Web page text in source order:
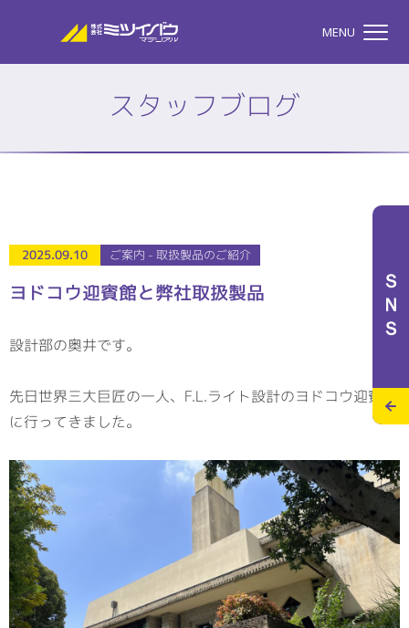
株式会社ミツイバウマテリア
MENU
私たちのこと
特設サイト
スタッフブログ
お問合せ 個人情報の保護
>
ＳＮＳ
スタッフブログ
2025.09.10 ご案内 - 取扱製品のご紹介
ヨドコウ迎賓館と弊社取扱製品
設計部の奥井です。
先日世界三大巨匠の一人、F.L.ライト設計のヨドコウ迎賓館
に行ってきました。